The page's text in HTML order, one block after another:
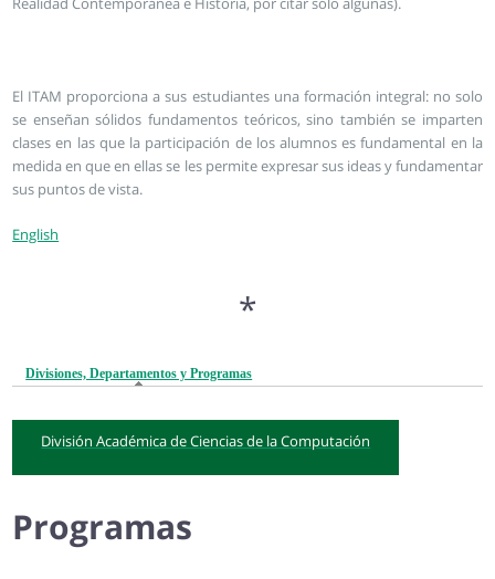
El ITAM proporciona a sus estudiantes una formación integral: no solo
se enseñan sólidos fundamentos teóricos, sino también se imparten
clases en las que la participación de los alumnos es fundamental en la
medida en que en ellas se les permite expresar sus ideas y fundamentar
sus puntos de vista.
English
*
Divisiones, Departamentos y Programas
División Académica de Ciencias de la Computación
Programas